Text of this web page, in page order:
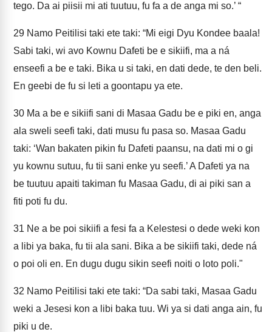
tego. Da ai piisii mi ati tuutuu, fu fa a de anga mi so.’ “
29 Namo Peitilisi taki ete taki: “Mi eigi Dyu Kondee baala!
Sabi taki, wi avo Kownu Dafeti be e sikiifi, ma a ná
enseefi a be e taki. Bika u si taki, en dati dede, te den beli.
En geebi de fu si leti a goontapu ya ete.
30 Ma a be e sikiifi sani di Masaa Gadu be e piki en, anga
ala sweli seefi taki, dati musu fu pasa so. Masaa Gadu
taki: ‘Wan bakaten pikin fu Dafeti paansu, na dati mi o gi
yu kownu sutuu, fu tii sani enke yu seefi.’ A Dafeti ya na
be tuutuu apaiti takiman fu Masaa Gadu, di ai piki san a
fiti poti fu du.
31 Ne a be poi sikiifi a fesi fa a Kelestesi o dede weki kon
a libi ya baka, fu tii ala sani. Bika a be sikiifi taki, dede ná
o poi oli en. En dugu dugu sikin seefi noiti o loto poli."
32 Namo Peitilisi taki ete taki: “Da sabi taki, Masaa Gadu
weki a Jesesi kon a libi baka tuu. Wi ya si dati anga ain, fu
piki u de.